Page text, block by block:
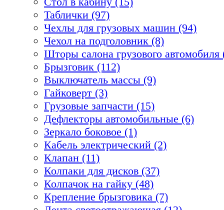
Таблички (97)
Чехлы для грузовых машин (94)
Чехол на подголовник (8)
Шторы салона грузового автомобиля
Брызговик (112)
Выключатель массы (9)
Гайковерт (3)
Грузовые запчасти (15)
Дефлекторы автомобильные (6)
Зеркало боковое (1)
Кабель электрический (2)
Клапан (11)
Колпаки для дисков (37)
Колпачок на гайку (48)
Крепление брызговика (7)